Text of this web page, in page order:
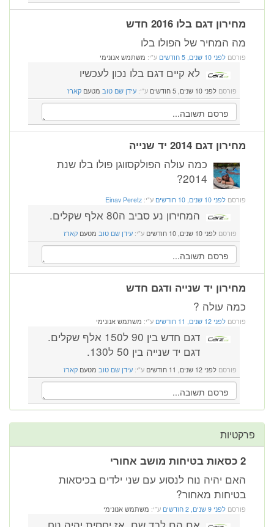
מחירון דגם בלו 2016 חדש
מה המחיר של הפולו בלו
פורסם לפני 10 שנים, 5 חודשים ע"י: משתמש אנונימי
לא קיים דגם בלו נכון לעכשיו
פורסם לפני 10 שנים, 5 חודשים ע"י: עידן שם טוב מטעם קארז
מחירון דגם 2014 יד שנייה
כמה עולה הפולקסווגן פולו בלו שנת
2014?
פורסם לפני 10 שנים, 10 חודשים ע"י: Einav Peretz
המחירון נע סביב ה80 אלף שקלים.
פורסם לפני 10 שנים, 10 חודשים ע"י: עידן שם טוב מטעם קארז
מחירון יד שנייה ודגם חדש
כמה עולה ?
פורסם לפני 12 שנים, 11 חודשים ע"י: משתמש אנונימי
דגם חדש בין 90 ל150 אלף שקלים.
דגם יד שנייה בין 50 ל130.
פורסם לפני 12 שנים, 11 חודשים ע"י: עידן שם טוב מטעם קארז
פרקטיות
2 כסאות בטיחות מושב אחורי
האם יהיה נוח לנסוע עם שני ילדים בכיסאות
בטיחות מאחור?
פורסם לפני 9 שנים, 2 חודשים ע"י: משתמש אנונימי